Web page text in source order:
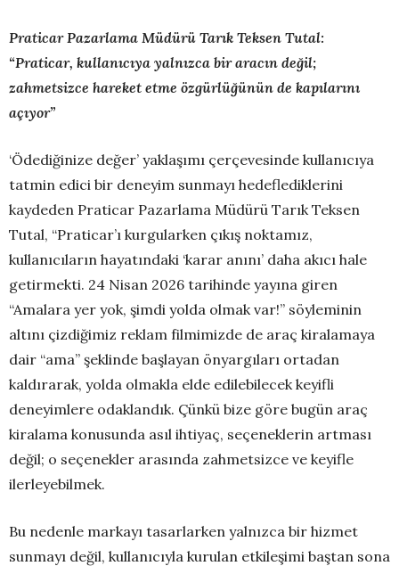
Praticar Pazarlama Müdürü Tarık Teksen Tutal:
“Praticar, kullanıcıya yalnızca bir aracın değil;
zahmetsizce hareket etme özgürlüğünün de kapılarını
açıyor”
‘Ödediğinize değer’ yaklaşımı çerçevesinde kullanıcıya
tatmin edici bir deneyim sunmayı hedeflediklerini
kaydeden Praticar Pazarlama Müdürü Tarık Teksen
Tutal, “Praticar’ı kurgularken çıkış noktamız,
kullanıcıların hayatındaki ‘karar anını’ daha akıcı hale
getirmekti. 24 Nisan 2026 tarihinde yayına giren
“Amalara yer yok, şimdi yolda olmak var!” söyleminin
altını çizdiğimiz reklam filmimizde de araç kiralamaya
dair “ama” şeklinde başlayan önyargıları ortadan
kaldırarak, yolda olmakla elde edilebilecek keyifli
deneyimlere odaklandık. Çünkü bize göre bugün araç
kiralama konusunda asıl ihtiyaç, seçeneklerin artması
değil; o seçenekler arasında zahmetsizce ve keyifle
ilerleyebilmek.
Bu nedenle markayı tasarlarken yalnızca bir hizmet
sunmayı değil, kullanıcıyla kurulan etkileşimi baştan sona